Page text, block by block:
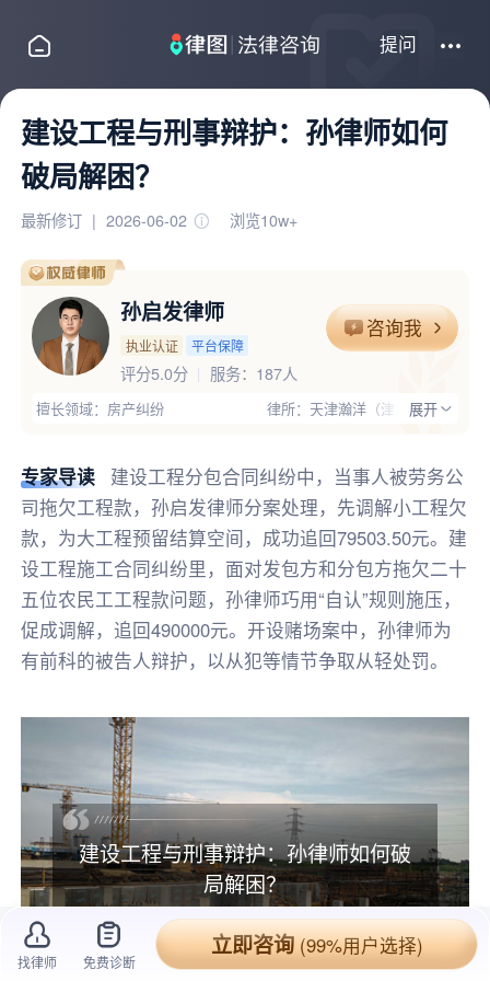
提问
建设工程与刑事辩护：孙律师如何
破局解困？
最新修订 | 2026-06-02 浏览10w+
孙启发律师
执业认证 平台保障
咨询我
评分5.0分 服务： 187人
擅长领域：房产纠纷
律所：天津瀚洋（津南）律师事务所
展开
专家导读
建设工程分包合同纠纷中，当事人被劳务公
司拖欠工程款，孙启发律师分案处理，先调解小工程欠
款，为大工程预留结算空间，成功追回79503.50元。建
设工程施工合同纠纷里，面对发包方和分包方拖欠二十
五位农民工工程款问题，孙律师巧用“自认”规则施压，
促成调解，追回490000元。开设赌场案中，孙律师为
有前科的被告人辩护，以从犯等情节争取从轻处罚。
建设工程与刑事辩护：孙律师如何破
局解困？
找律师 免费诊断
立即咨询(99%用户选择)